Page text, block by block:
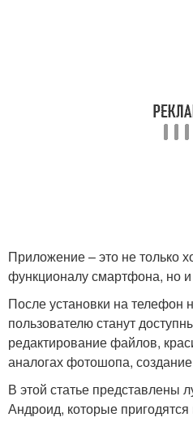
Приложение – это не только
функционалу смартфона, но
После установки на телефон
пользователю станут
редактирование файлов,
аналогах фотошопа,
В этой статье представлены
Андроид, которые